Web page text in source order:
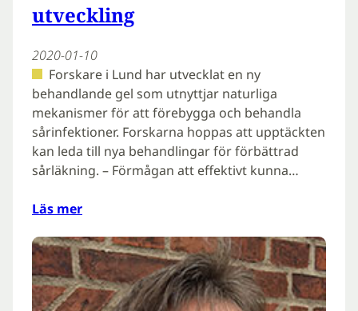
utveckling
2020-01-10
Forskare i Lund har utvecklat en ny
behandlande gel som utnyttjar naturliga
mekanismer för att förebygga och behandla
sårinfektioner. Forskarna hoppas att upptäckten
kan leda till nya behandlingar för förbättrad
sårläkning. – Förmågan att effektivt kunna…
Läs mer